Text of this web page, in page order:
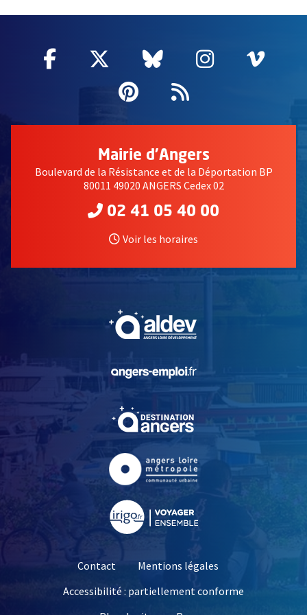
Facebook
, Ouvre une nouvelle fenêtre
Twitter
, Ouvre une nouvelle
Bluesky
, Ouvre une
Instagram
, Ouvre
,
Pinterest
, Ouvre une
Flux RSS
Mairie d'Angers
Boulevard de la Résistance et de la Déportation BP
80011 49020 ANGERS Cedex 02
02 41 05 40 00
Voir les horaires
, Ouvre une nouvelle
, Ouvre une nouvelle
Contact
Mentions légales
Accessibilité : partiellement conforme